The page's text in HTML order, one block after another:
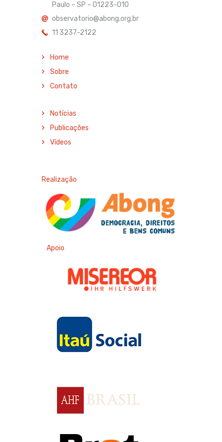
Paulo – SP – 01223-010
observatorio@abong.org.br
11 3237-2122
Home
Sobre
Contato
Notícias
Publicações
Vídeos
Realização
Apoio